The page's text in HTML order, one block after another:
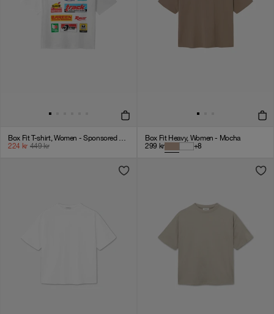
Box Fit T-shirt, Women - Sponsored - White
224 kr 449kr
Box Fit Heavy, Women - Mocha
299 kr +8